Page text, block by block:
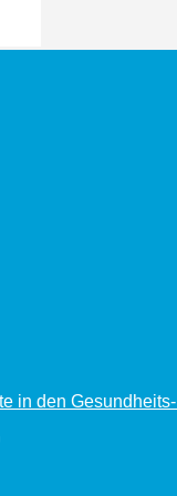
in den